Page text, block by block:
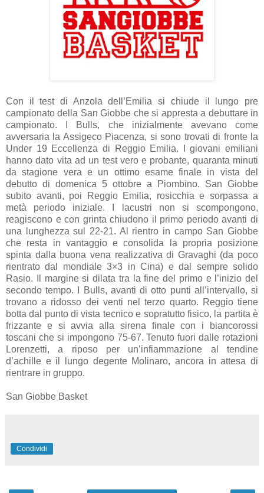
Con il test di Anzola dell’Emilia si chiude il lungo pre
campionato della San Giobbe che si appresta a debuttare in
campionato. I Bulls, che inizialmente avevano come
avversaria la Assigeco Piacenza, si sono trovati di fronte la
Under 19 Eccellenza di Reggio Emilia. I giovani emiliani
hanno dato vita ad un test vero e probante, quaranta minuti
da stagione vera e un ottimo esame finale in vista del
debutto di domenica 5 ottobre a Piombino. San Giobbe
subito avanti, poi Reggio Emilia, rosicchia e sorpassa a
metà periodo iniziale. I lacustri non si scompongono,
reagiscono e con grinta chiudono il primo periodo avanti di
una lunghezza sul 22-21. Al rientro in campo San Giobbe
che resta in vantaggio e consolida la propria posizione
spinta dalla buona vena realizzativa di Gravaghi (da poco
rientrato dal mondiale 3×3 in Cina) e dal sempre solido
Rasio. Il margine si dilata tra la fine del primo e l’inizio del
secondo tempo. I Bulls, avanti di otto punti all’intervallo, si
trovano a ridosso dei venti nel terzo quarto. Reggio tiene
botta dal punto di vista tecnico e sopratutto fisico, la partita è
frizzante e si avvia alla sirena finale con i biancorossi
toscani che si impongono 75-67. Tenuto fuori dalle rotazioni
Lorenzetti, a riposo per un’infiammazione al tendine
d’achille e il lungo degente Molinaro, ancora in attesa di
rientrare in gruppo.
San Giobbe Basket
Condividi